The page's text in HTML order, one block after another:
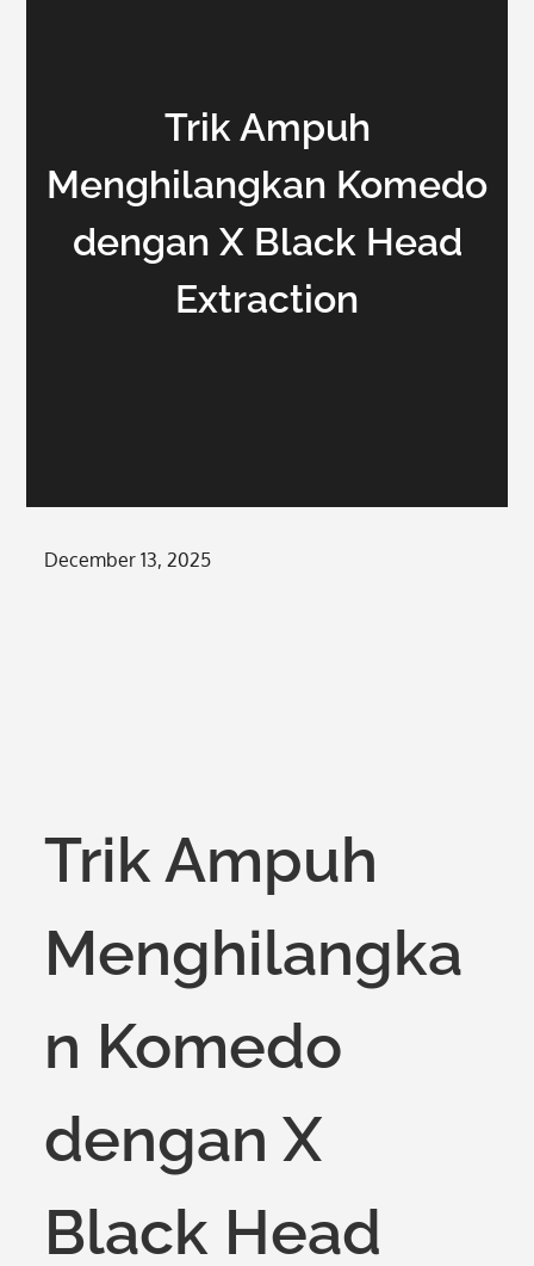
Trik Ampuh
Menghilangkan Komedo
dengan X Black Head
Extraction
Posted
December 13, 2025
Trik Ampuh
Menghilangka
n Komedo
dengan X
Black Head